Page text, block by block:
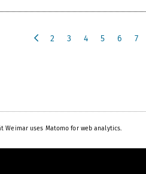
s
2 3 4 5 6 7
Weimar uses Matomo for web analytics.